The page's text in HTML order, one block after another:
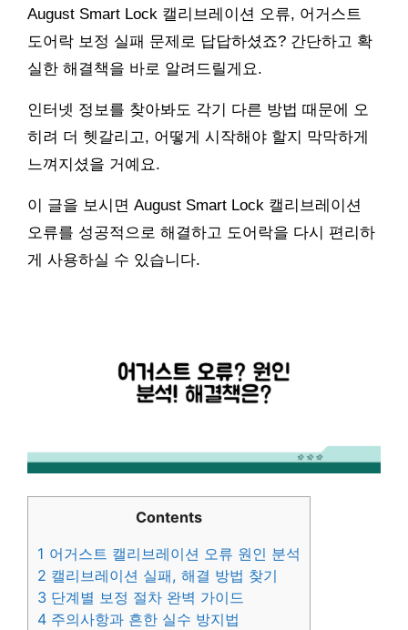
August Smart Lock 캘리브레이션 오류, 어거스트
도어락 보정 실패 문제로 답답하셨죠? 간단하고 확
실한 해결책을 바로 알려드릴게요.
인터넷 정보를 찾아봐도 각기 다른 방법 때문에 오
히려 더 헷갈리고, 어떻게 시작해야 할지 막막하게
느껴지셨을 거예요.
이 글을 보시면 August Smart Lock 캘리브레이션
오류를 성공적으로 해결하고 도어락을 다시 편리하
게 사용하실 수 있습니다.
Contents
1 어거스트 캘리브레이션 오류 원인 분석
2 캘리브레이션 실패, 해결 방법 찾기
3 단계별 보정 절차 완벽 가이드
4 주의사항과 흔한 실수 방지법